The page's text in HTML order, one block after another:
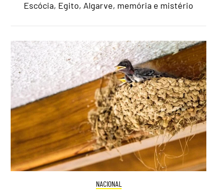
Escócia, Egito, Algarve, memória e mistério
NACIONAL